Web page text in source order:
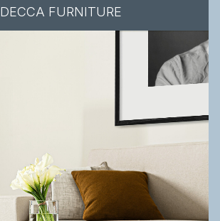
DECCA FURNITURE